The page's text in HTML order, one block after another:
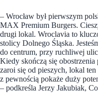
– Wrocław był pierwszym
MAX Premium Burgers.
drugi lokal. Wroclavia to
stolicy Dolnego Śląska.
do centrum, przy ruchliwej
Kiedy skończą się
zaroi się od pieszych, lokal
z pewnością pokaże duży
– podkreśla Jerzy Jakubiak,